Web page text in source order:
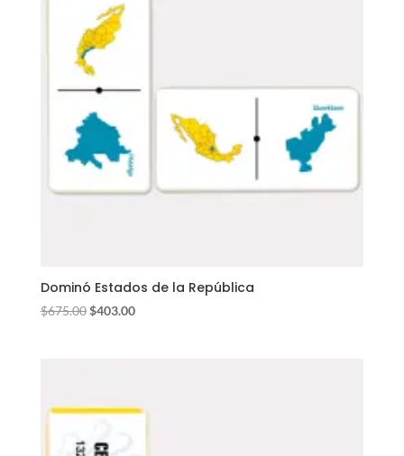
Dominó Estados de la República
$675.00 El
$403.00El